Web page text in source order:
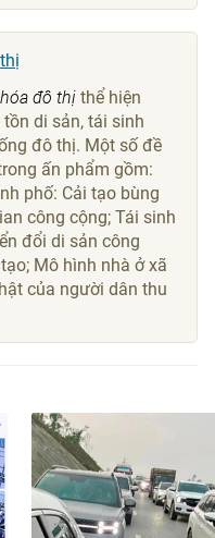
đô thị thể hiện
di sản, tái sinh
đô thị. Một số đề
ấn phẩm gồm:
phố: Cải tạo bùng
công cộng; Tái sinh
đổi di sản công
Mô hình nhà ở xã
của người dân thu